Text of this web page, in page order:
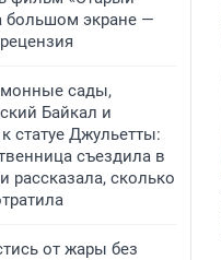
большом экране —
сады,
Байкал и
статуе Джульетты:
съездила в
рассказала, сколько
от жары без